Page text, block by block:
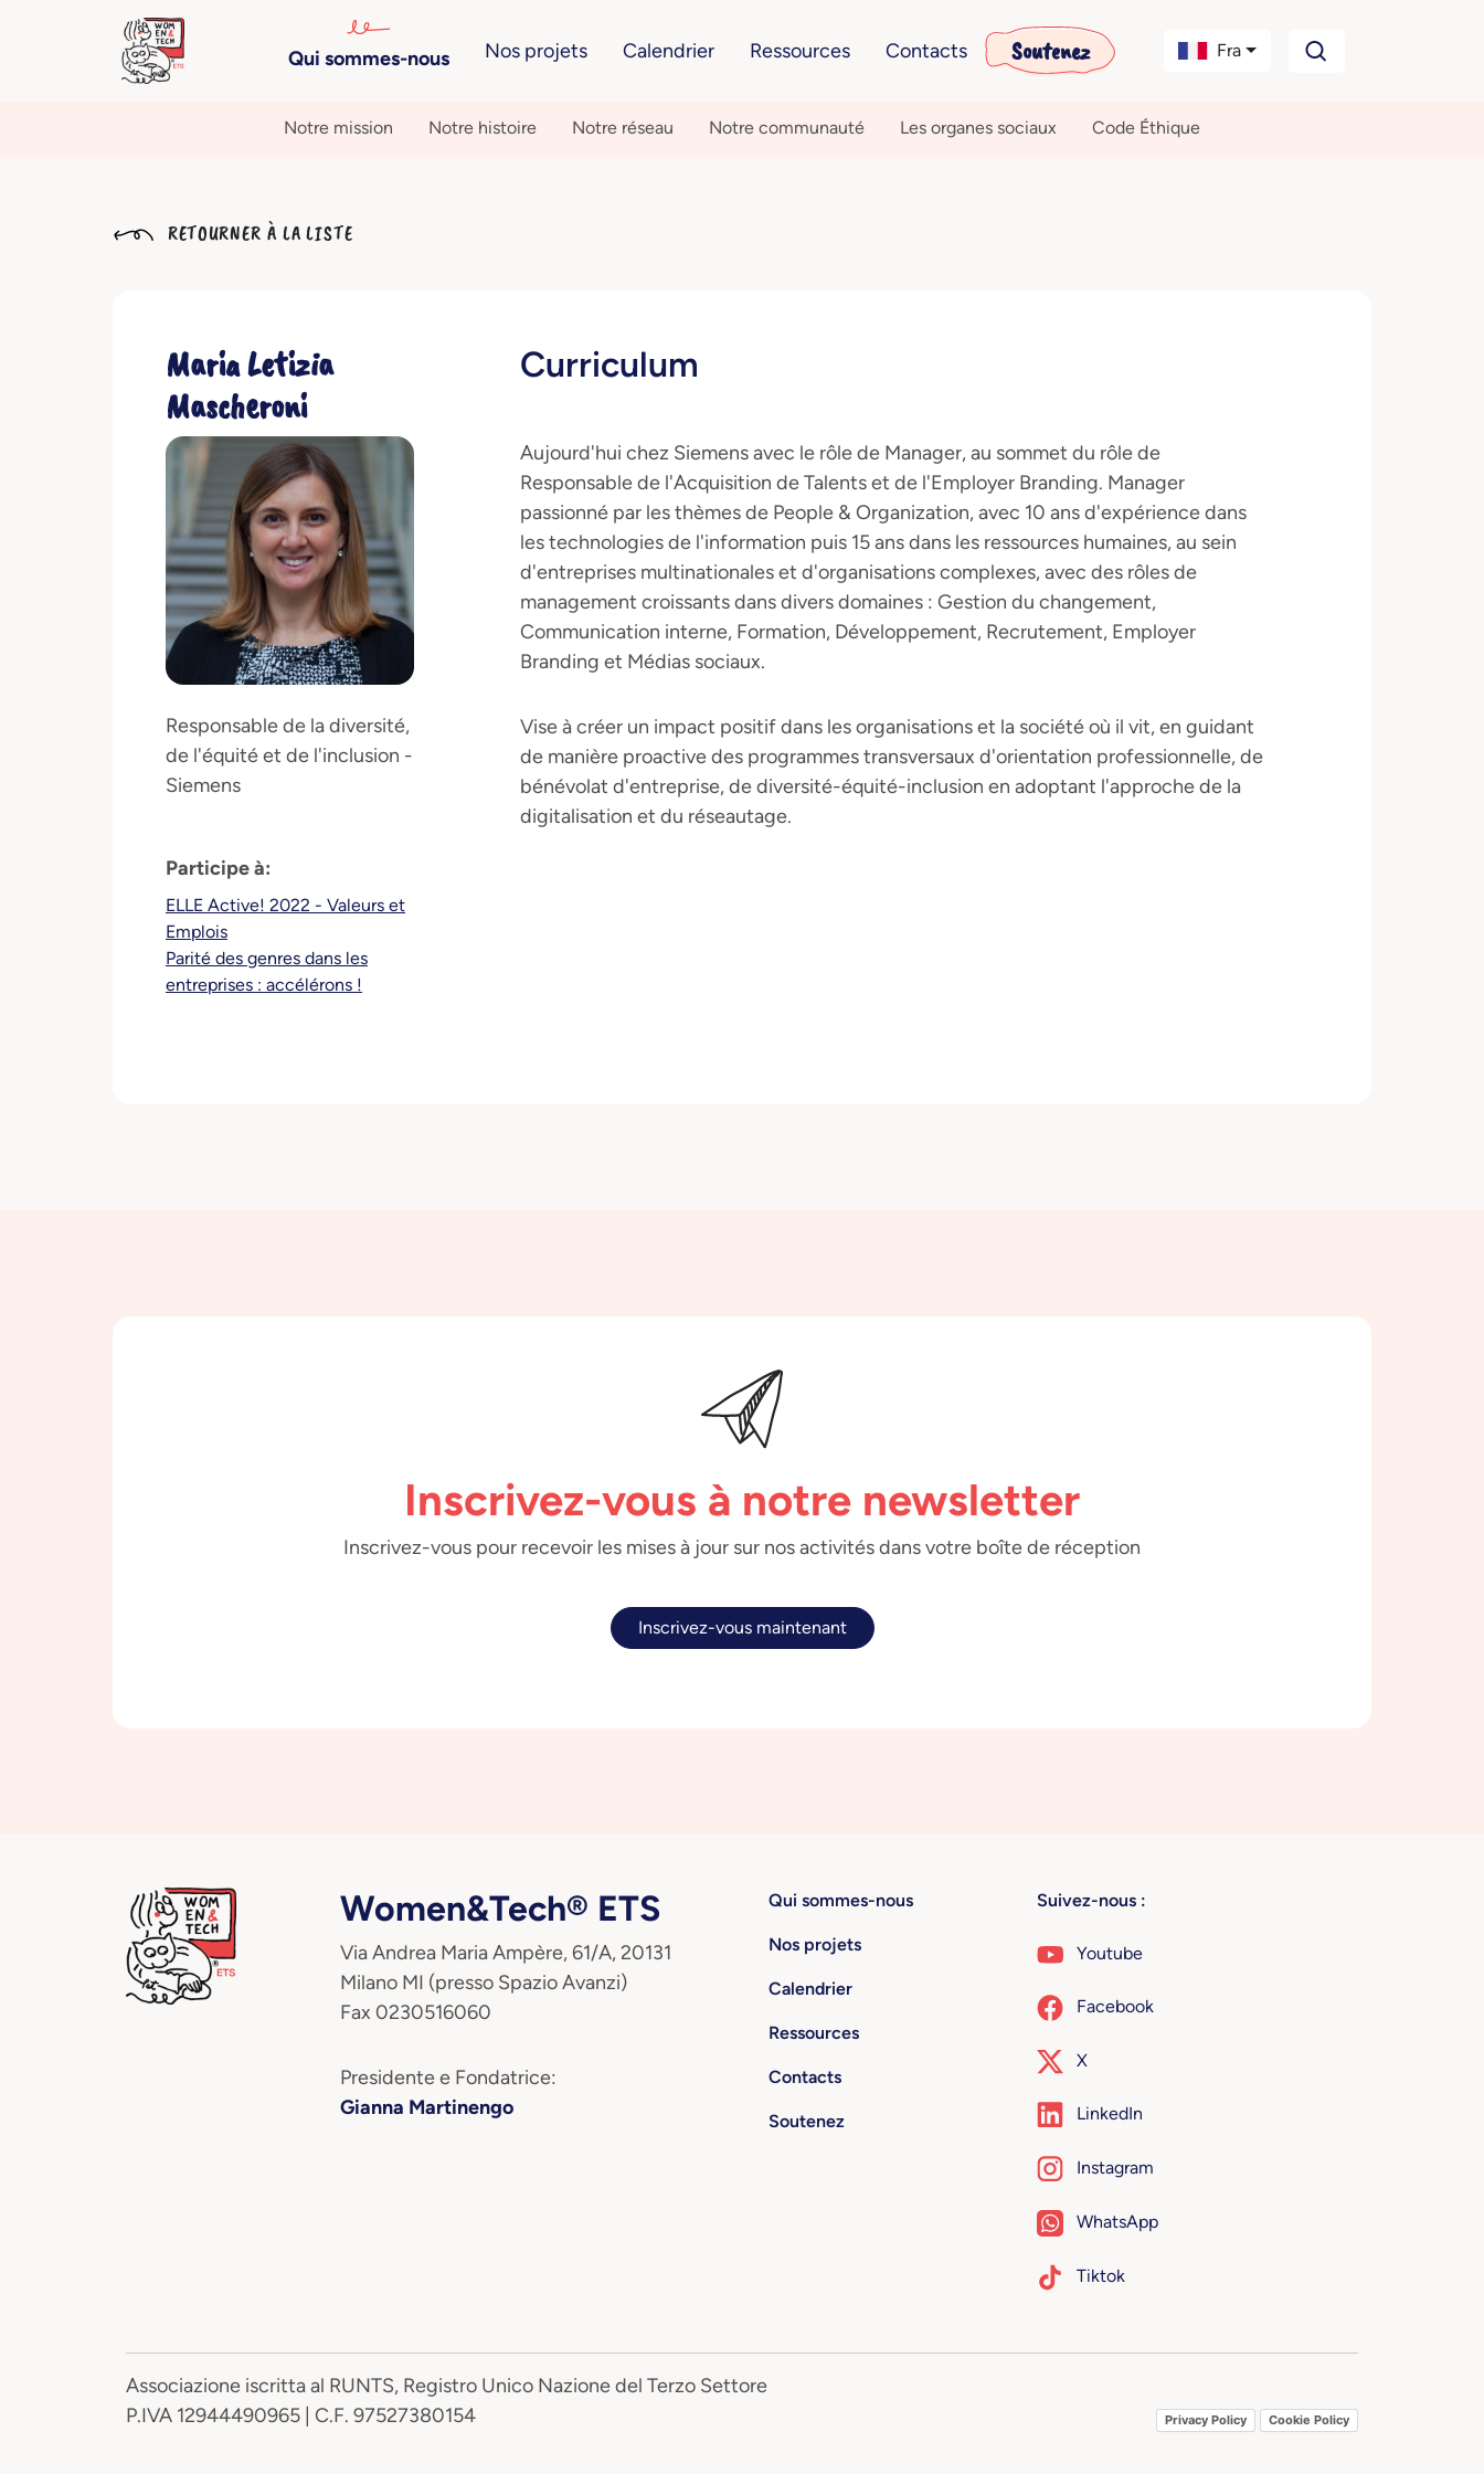
Qui sommes-nous Nos projets Calendrier Ressources Contacts Soutenez Fra
Notre mission Notre histoire Notre réseau Notre communauté Les organes sociaux Code Éthique
RETOURNER À LA LISTE
Maria Letizia
Mascheroni
Responsable de la diversité,
de l'équité et de l'inclusion -
Siemens
Participe à:
ELLE Active! 2022 - Valeurs et
Emplois
Parité des genres dans les
entreprises : accélérons !
Curriculum
Aujourd'hui chez Siemens avec le rôle de Manager, au sommet du rôle de
Responsable de l'Acquisition de Talents et de l'Employer Branding. Manager
passionné par les thèmes de People & Organization, avec 10 ans d'expérience dans
les technologies de l'information puis 15 ans dans les ressources humaines, au sein
d'entreprises multinationales et d'organisations complexes, avec des rôles de
management croissants dans divers domaines : Gestion du changement,
Communication interne, Formation, Développement, Recrutement, Employer
Branding et Médias sociaux.
Vise à créer un impact positif dans les organisations et la société où il vit, en guidant
de manière proactive des programmes transversaux d'orientation professionnelle, de
bénévolat d'entreprise, de diversité-équité-inclusion en adoptant l'approche de la
digitalisation et du réseautage.
Inscrivez-vous à notre newsletter
Inscrivez-vous pour recevoir les mises à jour sur nos activités dans votre boîte de réception
Inscrivez-vous maintenant
Women&Tech® ETS
Via Andrea Maria Ampère, 61/A, 20131
Milano MI (presso Spazio Avanzi)
Fax 0230516060
Presidente e Fondatrice:
Gianna Martinengo
Qui sommes-nous
Nos projets
Calendrier
Ressources
Contacts
Soutenez
Suivez-nous :
Youtube
Facebook
X
LinkedIn
Instagram
WhatsApp
Tiktok
Associazione iscritta al RUNTS, Registro Unico Nazione del Terzo Settore
P.IVA 12944490965 | C.F. 97527380154
Privacy Policy Cookie Policy